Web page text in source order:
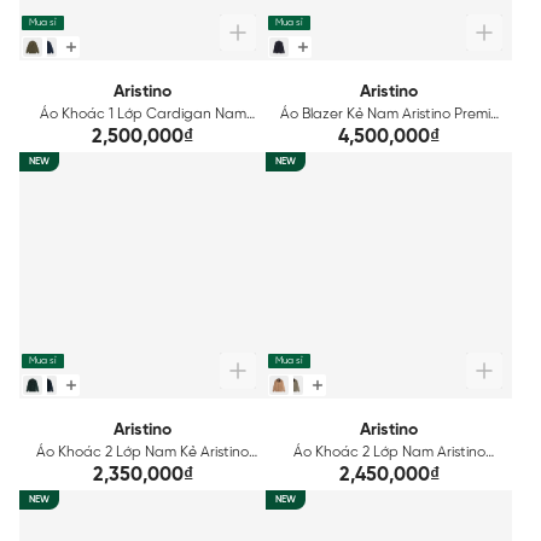
Mua sỉ
Aristino
Áo Khoác 1 Lớp Cardigan Nam
Regular Fit Aristino AJK005BS0
2,500,000₫
Mua sỉ
Aristino
Áo Blazer Kẻ Nam Aristino Premio
ABZ0030S3
4,500,000₫
NEW
Mua sỉ
Aristino
Áo Khoác 2 Lớp Nam Kẻ Aristino
Regular Fi AJK027BS0
2,350,000₫
NEW
Mua sỉ
Aristino
Áo Khoác 2 Lớp Nam Aristino
Regular Fit AJK025BS0
2,450,000₫
NEW NEW